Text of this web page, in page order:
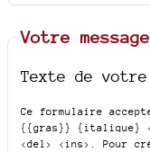
Votre message
Texte de
Ce formulaire
{{gras}} {italique}
<del> <ins>
. Pour